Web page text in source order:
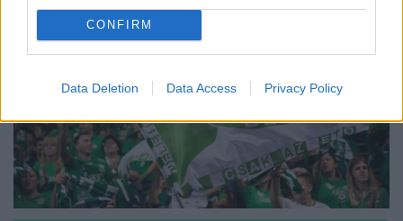
CONFIRM
Data Deletion Data Access Privacy Policy